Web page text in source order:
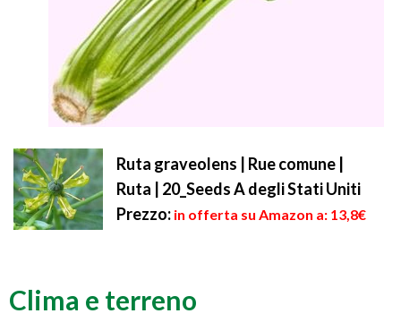
Ruta graveolens | Rue comune |
Ruta | 20_Seeds A degli Stati Uniti
Prezzo: in offerta su Amazon a: 13,8€
Clima e terreno